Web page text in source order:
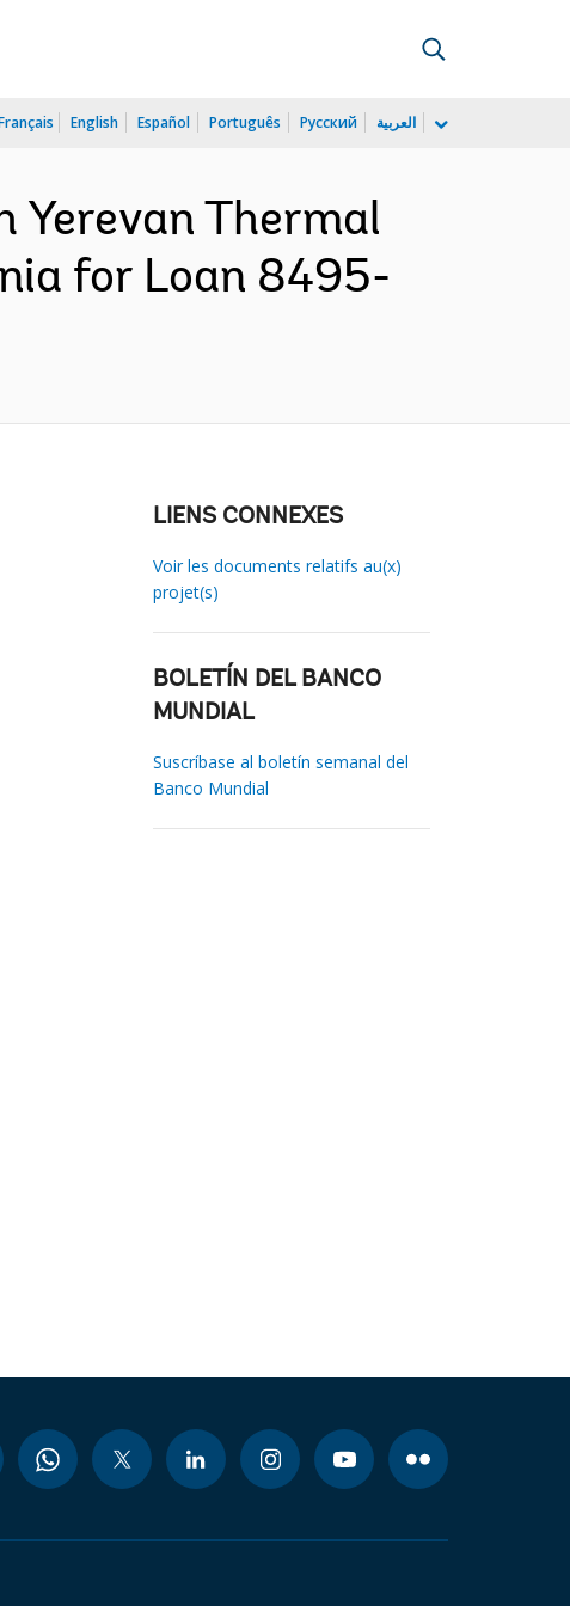
English Español Português Русский العربية
Thermal
for Loan 8495-
LIENS CONNEXES
Voir les documents relatifs au(x)
projet(s)
BOLETÍN DEL BANCO
MUNDIAL
Suscríbase al boletín semanal del
Banco Mundial